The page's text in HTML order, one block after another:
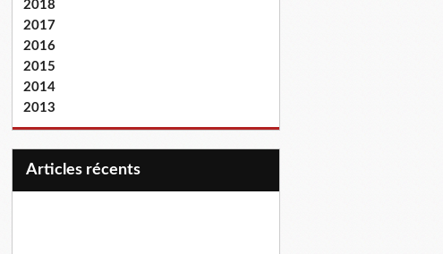
2018
2017
2016
2015
2014
2013
articles récents